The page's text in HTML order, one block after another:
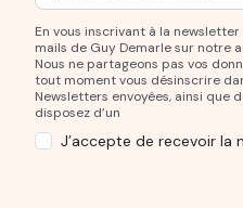
En vous inscrivant à la
mails de Guy Demarle sur notre
Nous ne partageons pas vos
tout moment vous désinscrire
Newsletters envoyées, ainsi que
disposez d’un
J’accepte de recevoir la